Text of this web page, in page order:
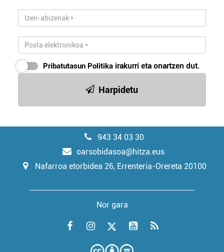
Pribatutasun Politika irakurri eta onartzen dut.
Harpidetu
943 34 03 30
oarsobidasoa@hitza.eus
Nafarroa etorbidea 26, Errenteria-Orereta 20100
Nor gara